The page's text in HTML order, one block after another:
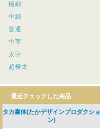
極細
中細
普通
中字
太字
超極太
最近チェックした商品
タカ書体(たかデザインプロダクショ
ン)